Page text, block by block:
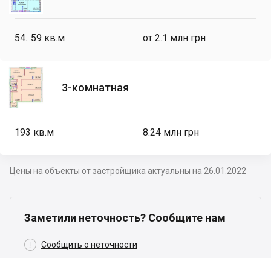
54...59 кв.м от 2.1 млн грн
3-комнатная
193 кв.м 8.24 млн грн
Цены на объекты от застройщика актуальны на 26.01.2022
Заметили неточность? Сообщите нам
 Сообщить о неточности